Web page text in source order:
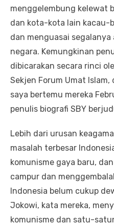
menggelembung kelewat
dan kota-kota lain kacau-
dan menguasai
negara. Kemungkinan
dibicarakan secara rinci
Sekjen Forum Umat Islam,
saya bertemu mereka
penulis biografi SBY
Lebih dari urusan
masalah terbesar
komunisme gaya baru,
campur dan
Indonesia belum cukup
Jokowi, kata mereka,
komunisme dan satu-